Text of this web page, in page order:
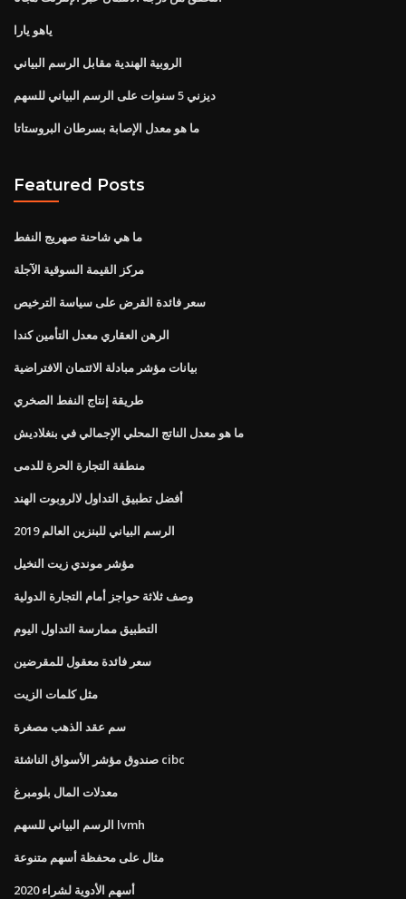
ياهو يارا
الروبية الهندية مقابل الرسم البياني
ديزني 5 سنوات على الرسم البياني للسهم
ما هو معدل الإصابة بسرطان البروستاتا
Featured Posts
ما هي شاحنة صهريج النفط
مركز القيمة السوقية الآجلة
سعر فائدة القرض على سياسة الترخيص
الرهن العقاري معدل التأمين كندا
بيانات مؤشر مبادلة الائتمان الافتراضية
طريقة إنتاج النفط الصخري
ما هو معدل الناتج المحلي الإجمالي في بنغلاديش
منطقة التجارة الحرة للدمى
أفضل تطبيق التداول لالروبوت الهند
الرسم البياني للبنزين العالم 2019
مؤشر موندي زيت النخيل
وصف ثلاثة حواجز أمام التجارة الدولية
التطبيق ممارسة التداول اليوم
سعر فائدة معقول للمقرضين
مثل كلمات الزيت
سم عقد الذهب مصغرة
صندوق مؤشر الأسواق الناشئة cibc
معدلات المال بلومبرغ
الرسم البياني للسهم lvmh
مثال على محفظة أسهم متنوعة
أسهم الأدوية لشراء 2020